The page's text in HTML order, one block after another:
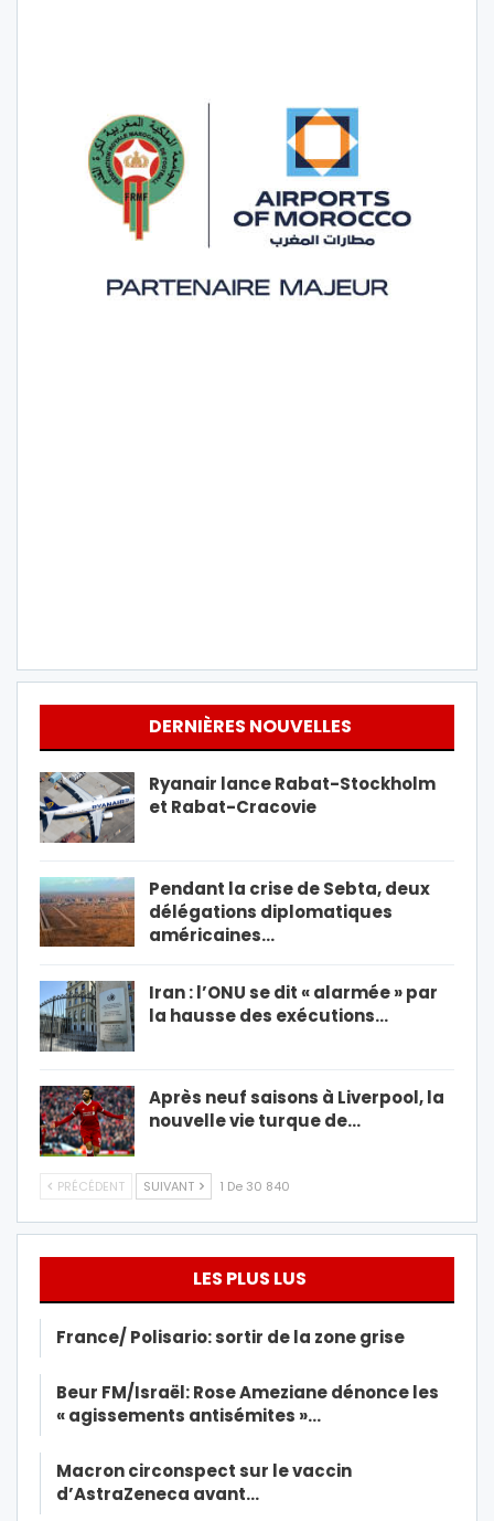
DERNIÈRES NOUVELLES
Ryanair lance Rabat-Stockholm
et Rabat-Cracovie
Pendant la crise de Sebta, deux
délégations diplomatiques
américaines…
Iran : l’ONU se dit « alarmée » par
la hausse des exécutions…
Après neuf saisons à Liverpool, la
nouvelle vie turque de…
PRÉCÉDENT SUIVANT 1 De 30 840
LES PLUS LUS
France/ Polisario: sortir de la zone grise
Beur FM/Israël: Rose Ameziane dénonce les
« agissements antisémites »…
Macron circonspect sur le vaccin
d’AstraZeneca avant…